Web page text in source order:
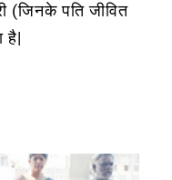
(जिनके पति जीवित
है|